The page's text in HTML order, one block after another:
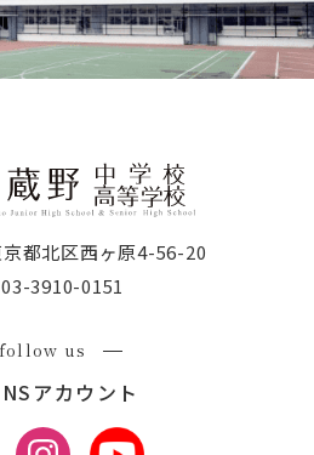
都北区西ヶ原4-56-20
03-3910-0151
follow us
アカウント